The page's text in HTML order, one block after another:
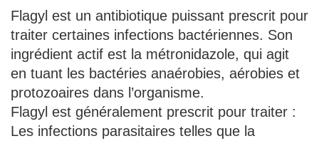
Flagyl est un antibiotique puissant prescrit pour
traiter certaines infections bactériennes. Son
ingrédient actif est la métronidazole, qui agit
en tuant les bactéries anaérobies, aérobies et
protozoaires dans l’organisme.
Flagyl est généralement prescrit pour traiter :
Les infections parasitaires telles que la